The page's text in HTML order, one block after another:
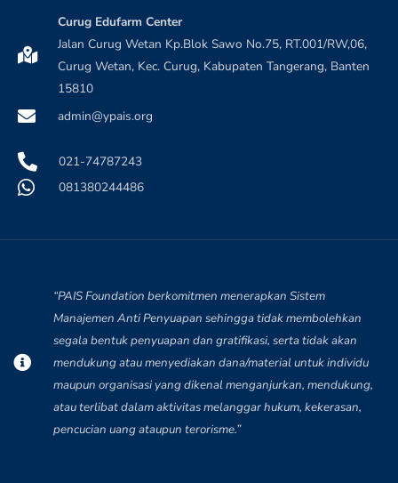
Curug Edufarm Center
Jalan Curug Wetan Kp.Blok Sawo No.75, RT.001/RW,06,
Curug Wetan, Kec. Curug, Kabupaten Tangerang, Banten
15810
admin@ypais.org
021-74787243
081380244486
“PAIS Foundation berkomitmen menerapkan Sistem
Manajemen Anti Penyuapan sehingga tidak membolehkan
segala bentuk penyuapan dan gratifikasi, serta tidak akan
mendukung atau menyediakan dana/material untuk individu
maupun organisasi yang dikenal menganjurkan, mendukung,
atau terlibat dalam aktivitas melanggar hukum, kekerasan,
pencucian uang ataupun terorisme.”